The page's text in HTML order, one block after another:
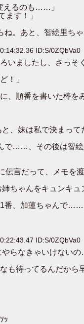
えるのも……」
ます！」
。あと、智絵里ち
ID:S/0ZQbVa0
いましたし、さっそ
！」
順番を書いた棒を
、妹は私で決まって
……、その後は智絵
言だって、メモを
ちゃんをキュンキ
番、加蓮ちゃんで……
ID:S/0ZQbVa0
らなきゃいけない
も待ってるんだから
ｯ